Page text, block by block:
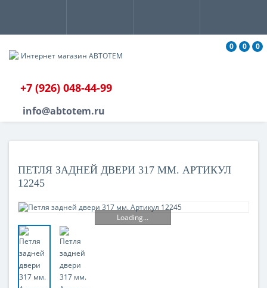
0 0 0
+7 (926) 048-44-99
info@abtotem.ru
ПЕТЛЯ ЗАДНЕЙ ДВЕРИ 317 ММ. АРТИКУЛ
12245
Loading...